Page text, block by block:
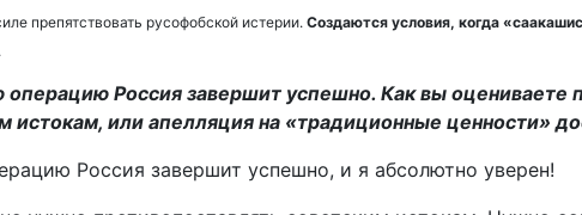
препятствовать русофобской истерии. Создаются условия, когда
операцию Россия завершит успешно. Как вы
истокам, или апелляция на «традиционные ценности»
Россия завершит успешно, и я абсолютно уверен!